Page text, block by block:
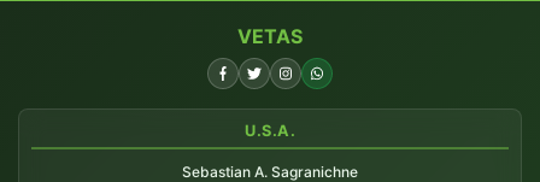
VETAS
U.S.A.
Sebastian A. Sagranichne